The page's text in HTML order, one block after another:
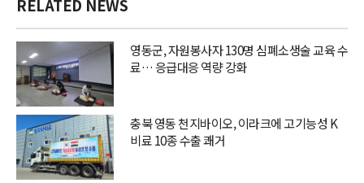
RELATED NEWS
영동군, 자원봉사자 130명 심폐소생술 교육 수
료… 응급대응 역량 강화
충북 영동 천지바이오, 이라크에 고기능성 K
비료 10종 수출 쾌거